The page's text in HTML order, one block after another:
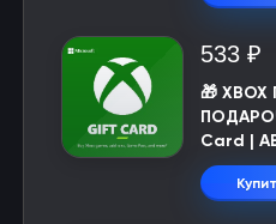
533 ₽
🎁
Card |